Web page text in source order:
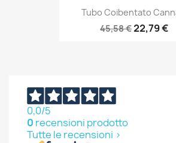
Tubo Coibentato
45,58 €22,79 €
0,0/5
0 recensioni prodotto
Tutte le recensioni >